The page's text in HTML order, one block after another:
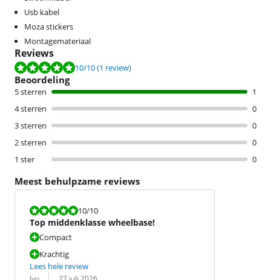
Usb kabel
Moza stickers
Montagemateriaal
Reviews
Beoordeling is 10 van de 10, gebaseerd op 1 review.
10/10(1 review)
Beoordeling
5 sterren
1
4 sterren
0
3 sterren
0
2 sterren
0
1 ster
0
Meest behulpzame reviews
Beoordeling is 10 van de 10.
10/10
Top middenklasse wheelbase!
Compact
Krachtig
Lees hele review
Beoordeling door:
Datum: